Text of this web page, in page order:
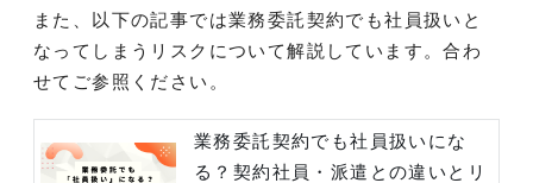
また、以下の記事では業務委託契約でも社員扱いと
なってしまうリスクについて解説しています。合わ
せてご参照ください。
業務委託契約でも社員扱いにな
る？契約社員・派遣との違いとリ